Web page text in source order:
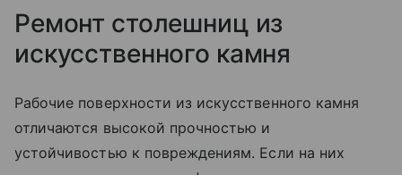
Ремонт столешниц из
искусственного камня
Рабочие поверхности из искусственного камня
отличаются высокой прочностью и
устойчивостью к повреждениям. Если на них